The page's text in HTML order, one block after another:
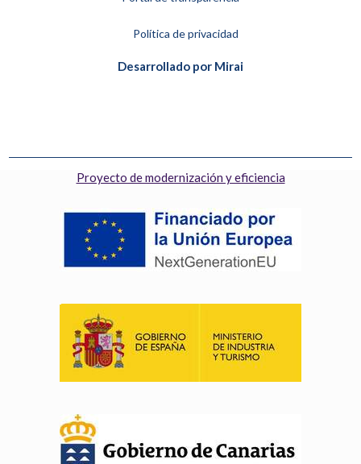
Política de privacidad
Desarrollado por Mirai
Proyecto de modernización y eficiencia